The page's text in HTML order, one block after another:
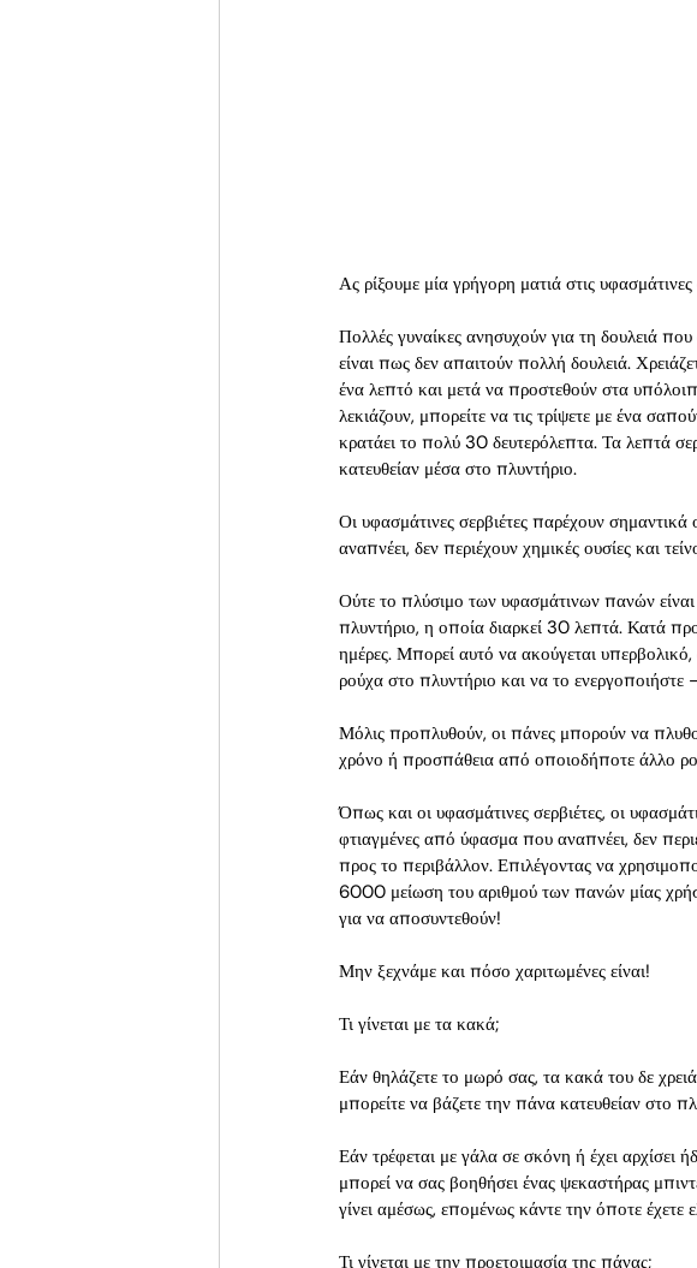
Ας ρίξουμε μία γρήγορη ματιά στις
Πολλές γυναίκες ανησυχούν για τη δουλειά
είναι πως δεν απαιτούν πολλή δουλειά.
ένα λεπτό και μετά να προστεθούν στα
λεκιάζουν, μπορείτε να τις τρίψετε με ένα
κρατάει το πολύ 30 δευτερόλεπτα. Τα λεπτά
κατευθείαν μέσα στο πλυντήριο.
Οι υφασμάτινες σερβιέτες παρέχουν
αναπνέει, δεν περιέχουν χημικές ουσίες και
Ούτε το πλύσιμο των υφασμάτινων πανών
πλυντήριο, η οποία διαρκεί 30 λεπτά. Κατά
ημέρες. Μπορεί αυτό να ακούγεται
ρούχα στο πλυντήριο και να το ενεργοποιήστε
Μόλις προπλυθούν, οι πάνες μπορούν να
χρόνο ή προσπάθεια από οποιοδήποτε άλλο
Όπως και οι υφασμάτινες σερβιέτες, οι
φτιαγμένες από ύφασμα που αναπνέει, δεν
προς το περιβάλλον. Επιλέγοντας να
6000 μείωση του αριθμού των πανών μίας
για να αποσυντεθούν!
Μην ξεχνάμε και πόσο χαριτωμένες είναι!
Τι γίνεται με τα κακά;
Εάν θηλάζετε το μωρό σας, τα κακά του δε
μπορείτε να βάζετε την πάνα κατευθείαν στο
Εάν τρέφεται με γάλα σε σκόνη ή έχει αρχίσει
μπορεί να σας βοηθήσει ένας ψεκαστήρας
γίνει αμέσως, επομένως κάντε την όποτε έχετε
Τι γίνεται με την προετοιμασία της πάνας;